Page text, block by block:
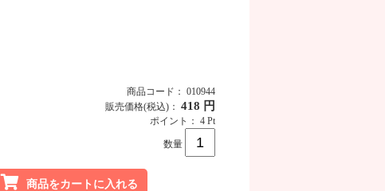
商品コード： 010944
販売価格(税込)： 418 円
ポイント： 4 Pt
数量
商品をカートに入れる